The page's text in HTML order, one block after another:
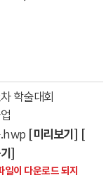
학술대회
.hwp
[미리보기]
]
일이 다운로드 되지